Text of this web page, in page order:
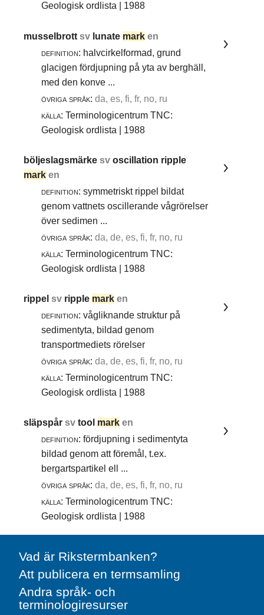
Geologisk ordlista | 1988
musselbrottsv lunate mark en
definition: halvcirkelformad, grund
glacigen fördjupning på yta av berghäll,
med den konve ...
övriga språk: da, es, fi, fr, no, ru
källa: Terminologicentrum TNC:
Geologisk ordlista | 1988
böljeslagsmärkesvoscillation ripple
mark en
definition: symmetriskt rippel bildat
genom vattnets oscillerande vågrörelser
över sedimen ...
övriga språk: da, de, es, fi, fr, no, ru
källa: Terminologicentrum TNC:
Geologisk ordlista | 1988
rippelsv ripple mark en
definition: vågliknande struktur på
sedimentyta, bildad genom
transportmediets rörelser
övriga språk: da, de, es, fi, fr, no, ru
källa: Terminologicentrum TNC:
Geologisk ordlista | 1988
släpspårsvtool mark en
definition: fördjupning i sedimentyta
bildad genom att föremål, t.ex.
bergartspartikel ell ...
övriga språk: da, de, es, fi, fr, no, ru
källa: Terminologicentrum TNC:
Geologisk ordlista | 1988
Vad är Rikstermbanken?
Att publicera en termsamling
Andra språk- och
terminologiresurser